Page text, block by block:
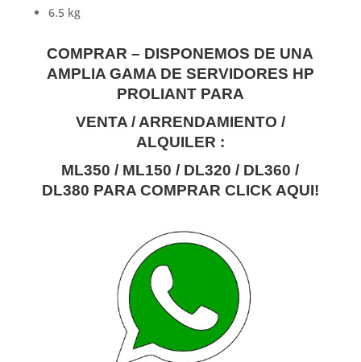
6.5 kg
COMPRAR – DISPONEMOS DE UNA
AMPLIA GAMA DE SERVIDORES HP
PROLIANT PARA
VENTA / ARRENDAMIENTO /
ALQUILER :
ML350 / ML150 / DL320 / DL360 /
DL380 PARA COMPRAR CLICK AQUI!